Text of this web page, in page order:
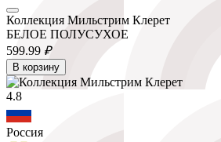
Коллекция Мильстрим Клерет
БЕЛОЕ ПОЛУСУХОЕ
599.99 ₽
В корзину
4.8
Россия